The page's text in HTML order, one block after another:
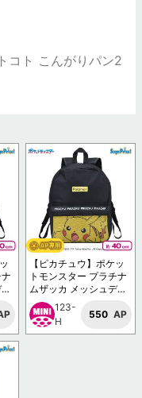
コト こんがりパン2
【ピカチュウ】ポケッ
トモンスター プラチナ
ムザッカ メッシュデザ
インリュックVol.1.5
123-
H
550 AP